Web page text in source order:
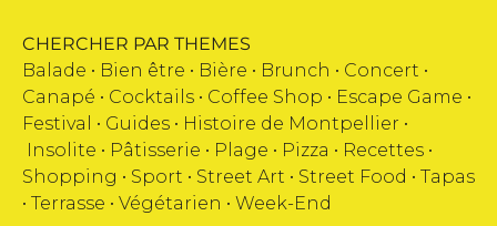
CHERCHER PAR THEMES
Balade • Bien être • Bière • Brunch • Concert •
Canapé • Cocktails • Coffee Shop • Escape Game •
Festival
• Guides • Histoire de Montpellier •
Insolite • Pâtisserie • Plage • Pizza • Recettes •
Shopping • Sport • Street Art • Street Food • Tapas
• Terrasse • Végétarien • Week-End